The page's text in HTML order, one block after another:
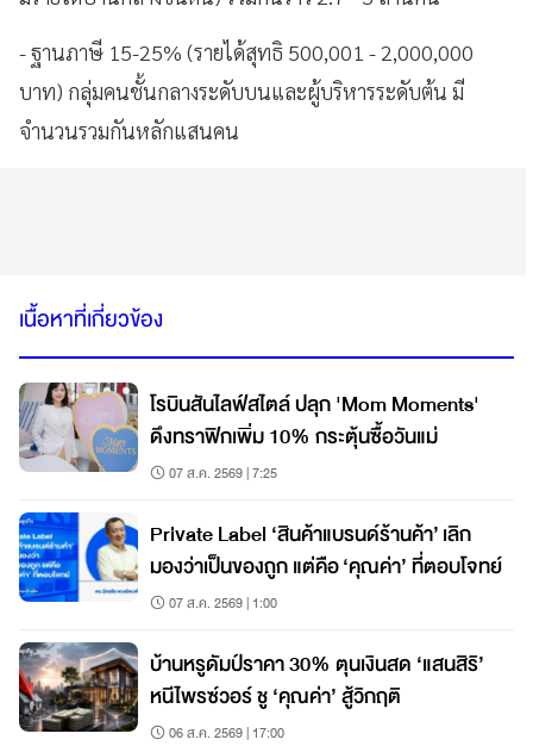
- ฐานภาษี 15-25% (รายได้สุทธิ 500,001 - 2,000,000
บาท) กลุ่มคนชั้นกลางระดับบนและผู้บริหารระดับต้น มี
จำนวนรวมกันหลักแสนคน
เนื้อหาที่เกี่ยวข้อง
โรบินสันไลฟ์สไตล์ ปลุก 'Mom Moments'
ดึงทราฟิกเพิ่ม 10% กระตุ้นซื้อวันแม่
07 ส.ค. 2569 | 7:25
Private Label ‘สินค้าแบรนด์ร้านค้า’ เลิก
มองว่าเป็นของถูก แต่คือ ‘คุณค่า’ ที่ตอบโจทย์
07 ส.ค. 2569 | 1:00
บ้านหรูดัมป์ราคา 30% ตุนเงินสด ‘แสนสิริ’
หนีไพรซ์วอร์ ชู ‘คุณค่า’ สู้วิกฤติ
06 ส.ค. 2569 | 17:00